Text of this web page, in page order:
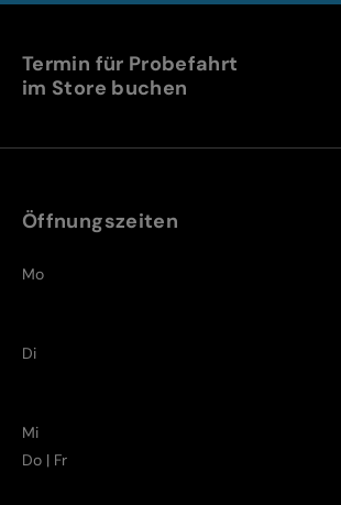
Termin für Probefahrt
im Store buchen
Öffnungszeiten
Mo
Di
Mi
Do | Fr